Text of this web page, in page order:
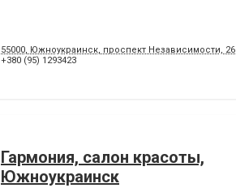
55000, Южноукраинск, проспект Независимости, 26
+380 (95) 1293423
Гармония, салон красоты,
Южноукраинск